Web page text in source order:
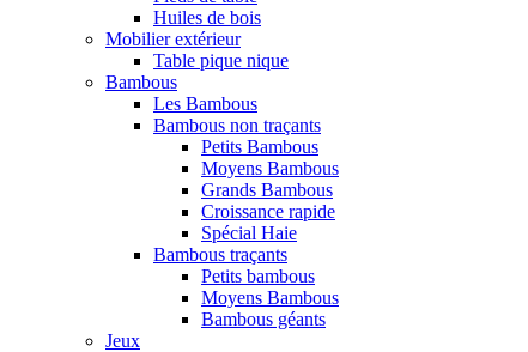
Huiles de bois
Mobilier extérieur
Table pique nique
Bambous
Les Bambous
Bambous non traçants
Petits Bambous
Moyens Bambous
Grands Bambous
Croissance rapide
Spécial Haie
Bambous traçants
Petits bambous
Moyens Bambous
Bambous géants
Jeux